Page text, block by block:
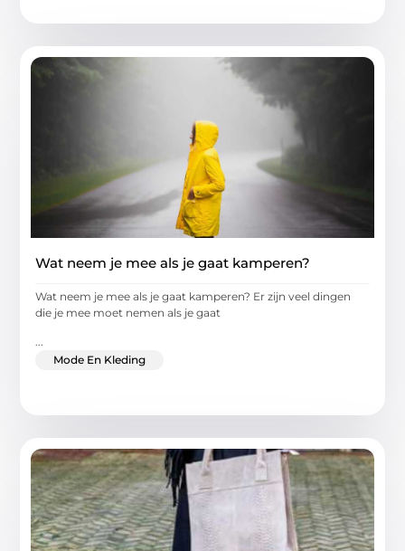
Wat neem je mee als je gaat kamperen?
Wat neem je mee als je gaat kamperen? Er zijn veel dingen
die je mee moet nemen als je gaat
...
Mode En Kleding